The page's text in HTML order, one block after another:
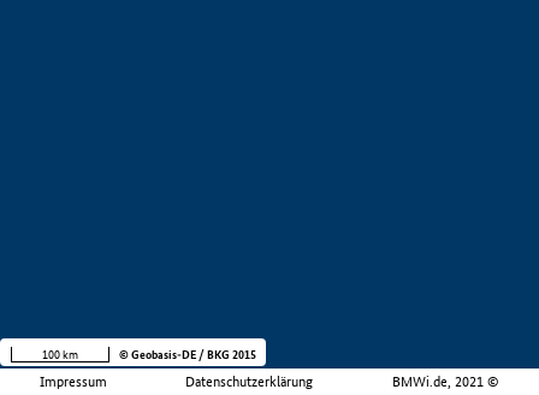
Impressum Datenschutzerklärung BMWi.de, 2021 ©
100 km © Geobasis-DE / BKG 2015